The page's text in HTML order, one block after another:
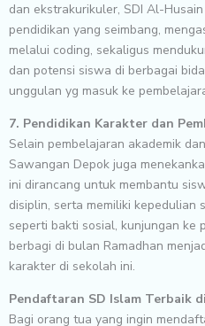
dan ekstrakurikuler, SDI Al-
pendidikan yang seimbang,
melalui coding, sekaligus
dan potensi siswa di berbagai
unggulan yg masuk ke
7. Pendidikan Karakter dan
Selain pembelajaran akademik
Sawangan Depok juga
ini dirancang untuk membantu
disiplin, serta memiliki kepedulian
seperti bakti sosial, kunjungan ke
berbagi di bulan Ramadhan
karakter di sekolah ini.
Pendaftaran SD Islam Terbaik
Bagi orang tua yang ingin